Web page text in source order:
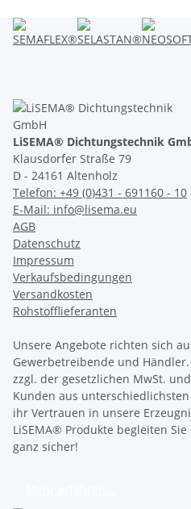
LiSEMA® Dichtungstechnik
Klausdorfer Straße 79
D - 24161 Altenholz
Telefon: +49 (0)431 - 691160 - 10
E-Mail: info@lisema.eu
AGB
Datenschutz
Impressum
Verkaufsbedingungen
Versandkosten
Rohstofflieferanten
Unsere Angebote richten sich
Gewerbetreibende und
zzgl. der gesetzlichen MwSt. und
Kunden aus
ihr Vertrauen in unsere
LiSEMA® Produkte begleiten
ganz sicher!